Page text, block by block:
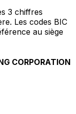
3 chiffres
Les codes BIC
au siège
CORPORATION